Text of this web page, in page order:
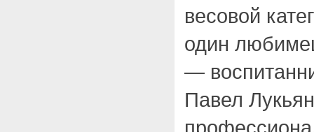
весовой
один
—
Павел